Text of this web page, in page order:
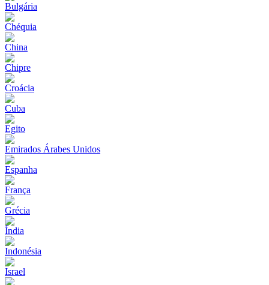
Bulgária
Chéquia
China
Chipre
Croácia
Cuba
Egito
Emirados Árabes Unidos
Espanha
França
Grécia
Índia
Indonésia
Israel